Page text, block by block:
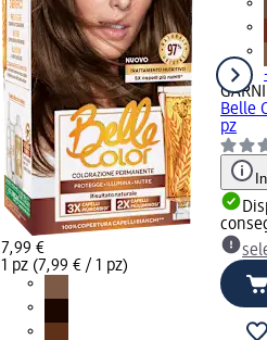
7,99 €
1 pz (7,99 € / 1 pz)
Belle
pz